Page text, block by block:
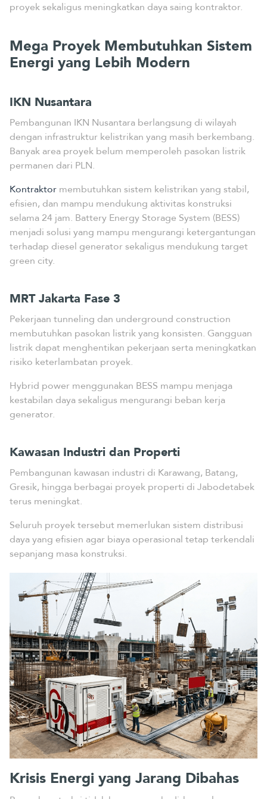
proyek sekaligus meningkatkan daya saing kontraktor.
Mega Proyek Membutuhkan Sistem
Energi yang Lebih Modern
IKN Nusantara
Pembangunan IKN Nusantara berlangsung di wilayah
dengan infrastruktur kelistrikan yang masih berkembang.
Banyak area proyek belum memperoleh pasokan listrik
permanen dari PLN.
Kontraktor membutuhkan sistem kelistrikan yang stabil,
efisien, dan mampu mendukung aktivitas konstruksi
selama 24 jam. Battery Energy Storage System (BESS)
menjadi solusi yang mampu mengurangi ketergantungan
terhadap diesel generator sekaligus mendukung target
green city.
MRT Jakarta Fase 3
Pekerjaan tunneling dan underground construction
membutuhkan pasokan listrik yang konsisten. Gangguan
listrik dapat menghentikan pekerjaan serta meningkatkan
risiko keterlambatan proyek.
Hybrid power menggunakan BESS mampu menjaga
kestabilan daya sekaligus mengurangi beban kerja
generator.
Kawasan Industri dan Properti
Pembangunan kawasan industri di Karawang, Batang,
Gresik, hingga berbagai proyek properti di Jabodetabek
terus meningkat.
Seluruh proyek tersebut memerlukan sistem distribusi
daya yang efisien agar biaya operasional tetap terkendali
sepanjang masa konstruksi.
Krisis Energi yang Jarang Dibahas